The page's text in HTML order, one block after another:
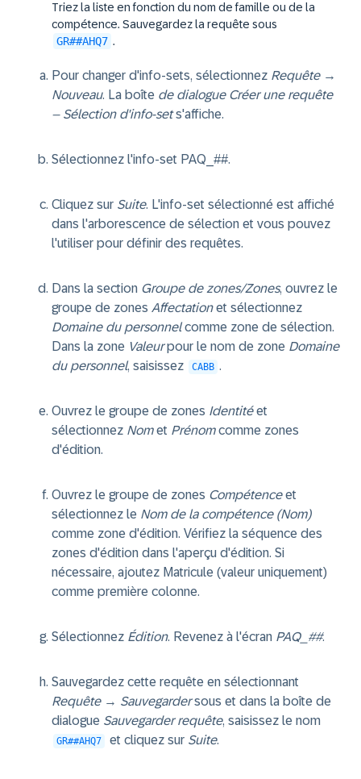
Triez la liste en fonction du nom de famille ou de la
compétence. Sauvegardez la requête sous
GR##AHQ7 .
Pour changer d'info-sets, sélectionnez Requête →
Nouveau. La boîte de dialogue Créer une requête
– Sélection d'info-sets'affiche.
Sélectionnez l'info-set PAQ_##.
Cliquez sur Suite. L'info-set sélectionné est affiché
dans l'arborescence de sélection et vous pouvez
l'utiliser pour définir des requêtes.
Dans la section Groupe de zones/Zones, ouvrez le
groupe de zones Affectationet sélectionnez
Domaine du personnelcomme zone de sélection.
Dans la zone Valeurpour le nom de zone Domaine
du personnel, saisissez CABB .
Ouvrez le groupe de zones Identitéet
sélectionnez Nomet Prénomcomme zones
d'édition.
Ouvrez le groupe de zones Compétenceet
sélectionnez le Nom de la compétence (Nom)
comme zone d'édition. Vérifiez la séquence des
zones d'édition dans l'aperçu d'édition. Si
nécessaire, ajoutez Matricule (valeur uniquement)
comme première colonne.
Sélectionnez Édition. Revenez à l'écran PAQ_##.
Sauvegardez cette requête en sélectionnant
Requête→ Sauvegardersous et dans la boîte de
dialogue Sauvegarder requête, saisissez le nom
GR##AHQ7 et cliquez sur Suite.